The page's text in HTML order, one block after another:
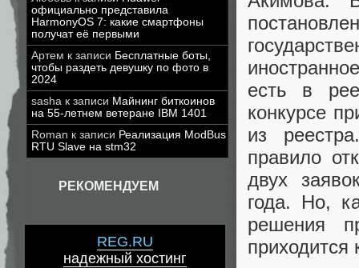
официально представила
HarmonyOS 7: какие смартфоны
получат её первыми
Артем к записи Бесплатные боты,
чтобы раздеть девушку по фото в
2024
sasha к записи Майнинг биткоинов
на 55-летнем ветеране IBM 1401
Roman к записи Реализация ModBus
RTU Slave на stm32
РЕКОМЕНДУЕМ
REG.RU
надежный хостинг
есть в
конкурсе
из
правило
двух
года. Но,
решения
приходится